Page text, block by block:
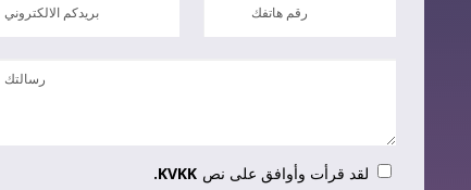
لقد قرأت وأوافق على نص .KVKK